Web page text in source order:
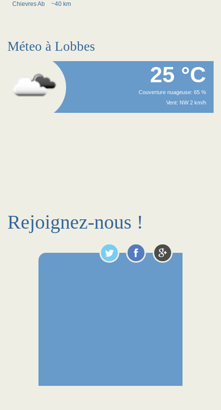
Chievres Ab
~40 km
Méteo à Lobbes
25 °C
Couverture nuageuse: 65 %
Vent: NW 2 km/h
Rejoignez-nous !